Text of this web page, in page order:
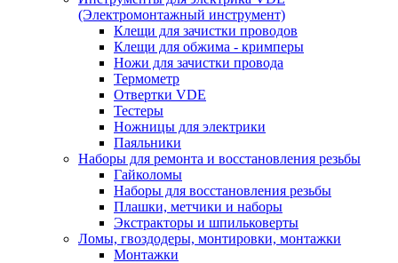
(Электромонтажный инструмент)
Клещи для зачистки проводов
Клещи для обжима - кримперы
Ножи для зачистки провода
Термометр
Отвертки VDE
Тестеры
Ножницы для электрики
Паяльники
Наборы для ремонта и восстановления резьбы
Гайколомы
Наборы для восстановления резьбы
Плашки, метчики и наборы
Экстракторы и шпильковерты
Ломы, гвоздодеры, монтировки, монтажки
Монтажки